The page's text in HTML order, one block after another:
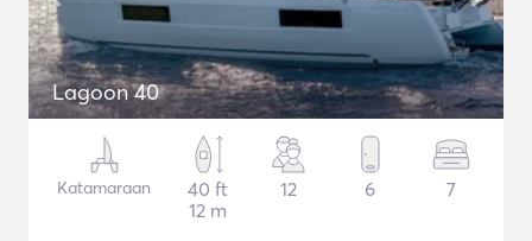
Lagoon 40
Katamaraan
40 ft
12 m
12 6 7